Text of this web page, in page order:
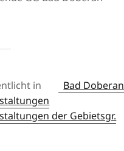
in
Bad Doberan
der Gebietsgr.